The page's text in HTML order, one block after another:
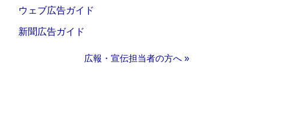
ウェブ広告ガイド
新聞広告ガイド
広報・宣伝担当者の方へ »